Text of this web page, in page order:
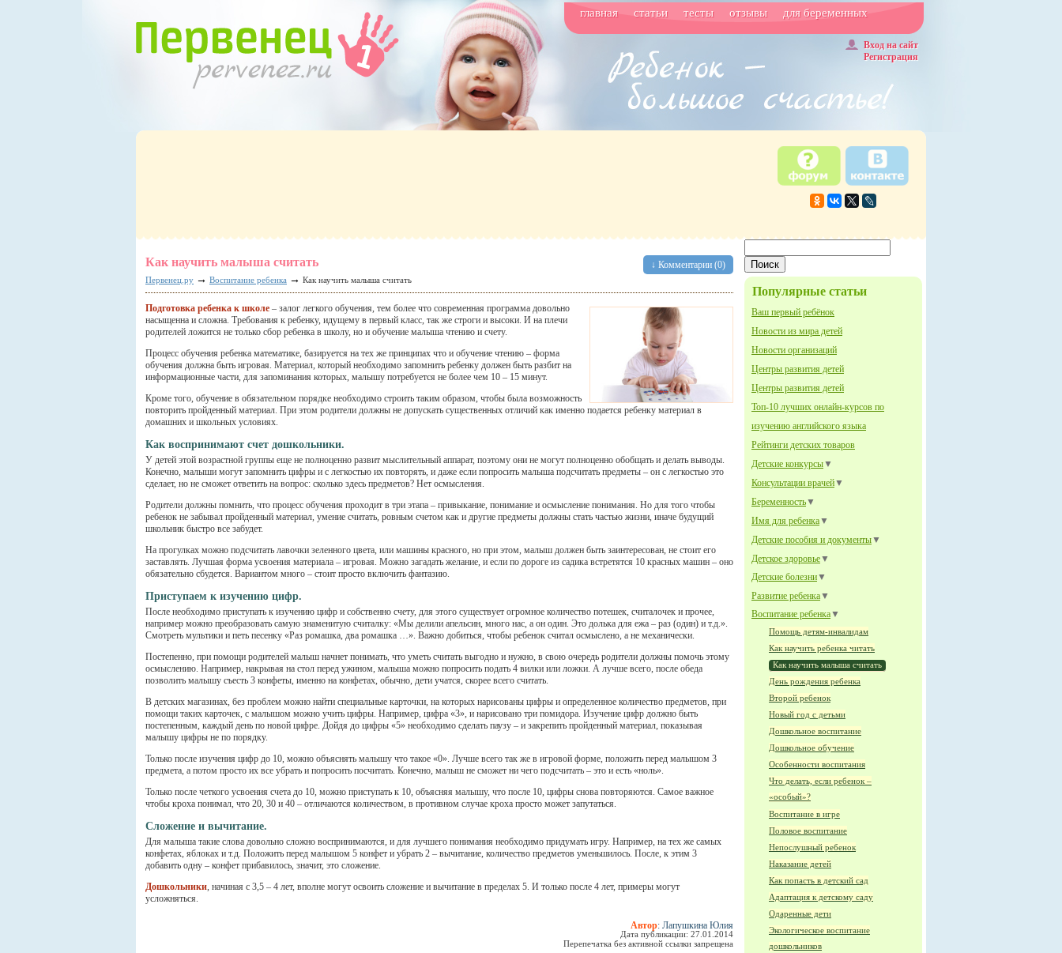
главная статьи тесты отзывы для беременных
Вход на сайт
Регистрация
Популярные статьи
Ваш первый ребёнок
Новости из мира детей
Новости организаций
Центры развития детей
Центры развития детей
Топ-10 лучших онлайн-курсов по
изучению английского языка
Рейтинги детских товаров
Детские конкурсы▼
Консультации врачей▼
Беременность▼
Имя для ребенка▼
Детские пособия и документы▼
Детское здоровье▼
Детские болезни▼
Развитие ребенка▼
Воспитание ребенка▼
Помощь детям-инвалидам
Как научить ребенка читать
Как научить малыша считать
День рождения ребенка
Второй ребенок
Новый год с детьми
Дошкольное воспитание
Дошкольное обучение
Особенности воспитания
Что делать, если ребенок –
«особый»?
Воспитание в игре
Половое воспитание
Непослушный ребенок
Наказание детей
Как попасть в детский сад
Адаптация к детскому саду
Одаренные дети
Экологическое воспитание
дошкольников
↓ Комментарии (0)
Как научить малыша считать
Первенец.ру → Воспитание ребенка → Как научить малыша считать
Подготовка ребенка к школе – залог легкого обучения, тем более что современная программа довольно
насыщенна и сложна. Требования к ребенку, идущему в первый класс, так же строги и высоки. И на плечи
родителей ложится не только сбор ребенка в школу, но и обучение малыша чтению и счету.
Процесс обучения ребенка математике, базируется на тех же принципах что и обучение чтению – форма
обучения должна быть игровая. Материал, который необходимо запомнить ребенку должен быть разбит на
информационные части, для запоминания которых, малышу потребуется не более чем 10 – 15 минут.
Кроме того, обучение в обязательном порядке необходимо строить таким образом, чтобы была возможность
повторить пройденный материал. При этом родители должны не допускать существенных отличий как именно подается ребенку материал в
домашних и школьных условиях.
Как воспринимают счет дошкольники.
У детей этой возрастной группы еще не полноценно развит мыслительный аппарат, поэтому они не могут полноценно обобщать и делать выводы.
Конечно, малыши могут запомнить цифры и с легкостью их повторять, и даже если попросить малыша подсчитать предметы – он с легкостью это
сделает, но не сможет ответить на вопрос: сколько здесь предметов? Нет осмысления.
Родители должны помнить, что процесс обучения проходит в три этапа – привыкание, понимание и осмысление понимания. Но для того чтобы
ребенок не забывал пройденный материал, умение считать, ровным счетом как и другие предметы должны стать частью жизни, иначе будущий
школьник быстро все забудет.
На прогулках можно подсчитать лавочки зеленного цвета, или машины красного, но при этом, малыш должен быть заинтересован, не стоит его
заставлять. Лучшая форма усвоения материала – игровая. Можно загадать желание, и если по дороге из садика встретятся 10 красных машин – оно
обязательно сбудется. Вариантом много – стоит просто включить фантазию.
Приступаем к изучению цифр.
После необходимо приступать к изучению цифр и собственно счету, для этого существует огромное количество потешек, считалочек и прочее,
например можно преобразовать самую знаменитую считалку: «Мы делили апельсин, много нас, а он один. Это долька для ежа – раз (один) и т.д.».
Смотреть мультики и петь песенку «Раз ромашка, два ромашка …». Важно добиться, чтобы ребенок считал осмыслено, а не механически.
Постепенно, при помощи родителей малыш начнет понимать, что уметь считать выгодно и нужно, в свою очередь родители должны помочь этому
осмыслению. Например, накрывая на стол перед ужином, малыша можно попросить подать 4 вилки или ложки. А лучше всего, после обеда
позволить малышу съесть 3 конфеты, именно на конфетах, обычно, дети учатся, скорее всего считать.
В детских магазинах, без проблем можно найти специальные карточки, на которых нарисованы цифры и определенное количество предметов, при
помощи таких карточек, с малышом можно учить цифры. Например, цифра «3», и нарисовано три помидора. Изучение цифр должно быть
постепенным, каждый день по новой цифре. Дойдя до цифры «5» необходимо сделать паузу – и закрепить пройденный материал, показывая
малышу цифры не по порядку.
Только после изучения цифр до 10, можно объяснять малышу что такое «0». Лучше всего так же в игровой форме, положить перед малышом 3
предмета, а потом просто их все убрать и попросить посчитать. Конечно, малыш не сможет ни чего подсчитать – это и есть «ноль».
Только после четкого усвоения счета до 10, можно приступать к 10, объясняя малышу, что после 10, цифры снова повторяются. Самое важное
чтобы кроха понимал, что 20, 30 и 40 – отличаются количеством, в противном случае кроха просто может запутаться.
Сложение и вычитание.
Для малыша такие слова довольно сложно воспринимаются, и для лучшего понимания необходимо придумать игру. Например, на тех же самых
конфетах, яблоках и т.д. Положить перед малышом 5 конфет и убрать 2 – вычитание, количество предметов уменьшилось. После, к этим 3
добавить одну – конфет прибавилось, значит, это сложение.
Дошкольники, начиная с 3,5 – 4 лет, вполне могут освоить сложение и вычитание в пределах 5. И только после 4 лет, примеры могут
усложняться.
Автор: Лапушкина Юлия
Дата публикации: 27.01.2014
Перепечатка без активной ссылки запрещена